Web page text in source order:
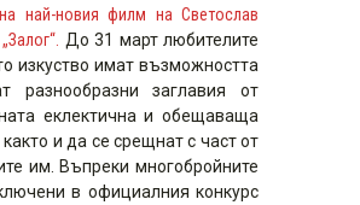
най-новия филм на Светослав
До 31 март любителите
изкуство имат възможността
разнообразни заглавия от
еклектична и обещаваща
и да се срещнат с част от
им. Въпреки многобройните
в официалния конкурс